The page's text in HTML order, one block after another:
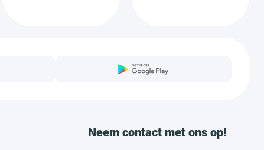
Neem contact met ons op!